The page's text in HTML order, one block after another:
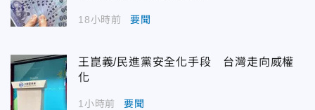
18小時前 要聞
王崑義/民進黨安全化手段 台灣走向威權
化
1小時前 要聞